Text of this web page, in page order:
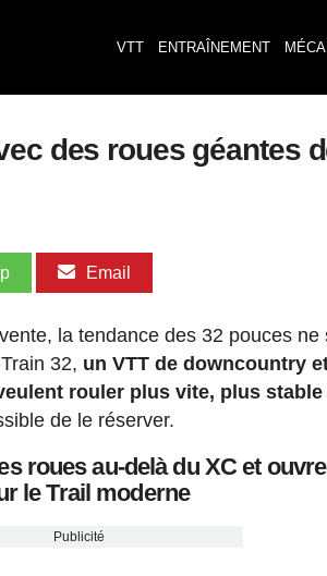
VTT ENTRAÎNEMENT
des roues géantes
Email
la tendance des 32 pouces
32, un VTT de downcountry
rouler plus vite, plus
de le réserver.
roues au-delà du XC et
le Trail moderne
Publicité